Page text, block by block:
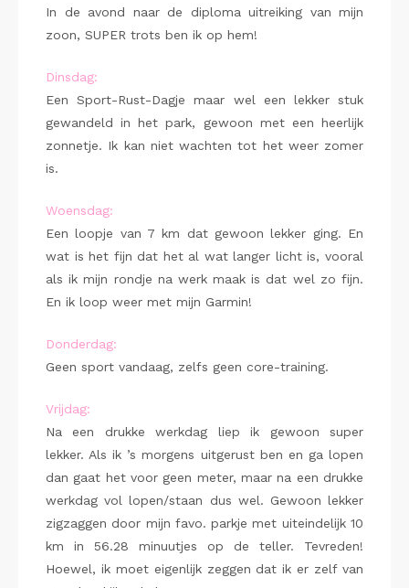
In de avond naar de diploma uitreiking van mijn
zoon, SUPER trots ben ik op hem!
Dinsdag:
Een Sport-Rust-Dagje maar wel een lekker stuk
gewandeld in het park, gewoon met een heerlijk
zonnetje. Ik kan niet wachten tot het weer zomer
is.
Woensdag:
Een loopje van 7 km dat gewoon lekker ging. En
wat is het fijn dat het al wat langer licht is, vooral
als ik mijn rondje na werk maak is dat wel zo fijn.
En ik loop weer met mijn Garmin!
Donderdag:
Geen sport vandaag, zelfs geen core-training.
Vrijdag:
Na een drukke werkdag liep ik gewoon super
lekker. Als ik ’s morgens uitgerust ben en ga lopen
dan gaat het voor geen meter, maar na een drukke
werkdag vol lopen/staan dus wel. Gewoon lekker
zigzaggen door mijn favo. parkje met uiteindelijk 10
km in 56.28 minuutjes op de teller. Tevreden!
Hoewel, ik moet eigenlijk zeggen dat ik er zelf van